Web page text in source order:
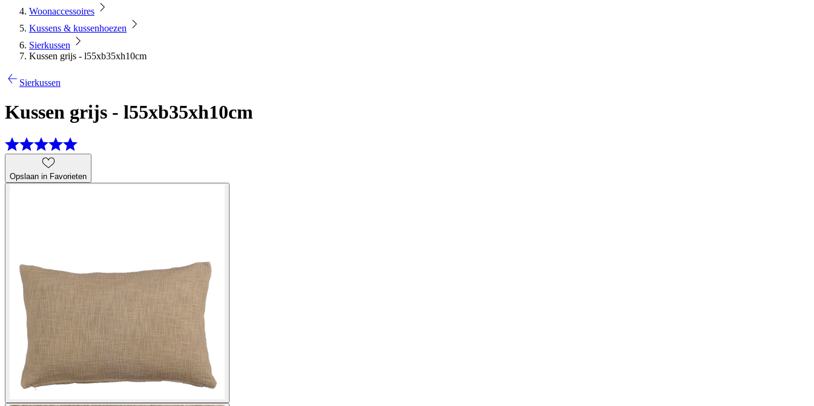
Woonaccessoires
Kussens & kussenhoezen
Sierkussen
Kussen grijs - l55xb35xh10cm
Sierkussen
Kussen grijs - l55xb35xh10cm
Opslaan in Favorieten